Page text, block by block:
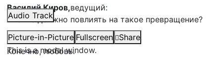
Audio Track
Picture-in-Picture Fullscreen
Share
This is a modal window.
Василий Киров,ведущий:
Что же должно повлиять на такое превращение?
Ладислав Бубнар,певец:
Конечно, любовь.